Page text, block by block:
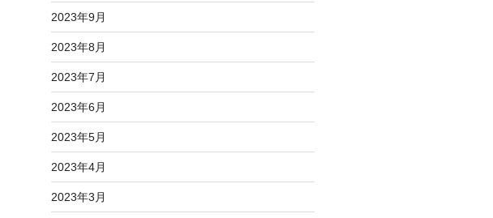
2023年9月
2023年8月
2023年7月
2023年6月
2023年5月
2023年4月
2023年3月